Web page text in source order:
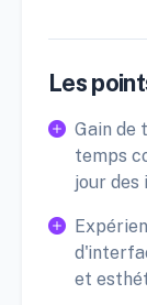
Les
Gain de
temps
jour des
et